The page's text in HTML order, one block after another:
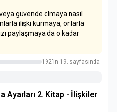
güvende olmaya nasıl
ilişki kurmaya, onlarla
paylaşmaya da o kadar
192'in 19. sayfasında
Ayarları 2. Kitap - İlişkiler